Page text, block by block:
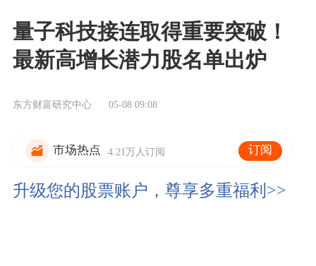
量子科技接连取得重要突破！
最新高增长潜力股名单出炉
东方财富研究中心 05-08 09:08
市场热点 4.21万人订阅 订阅
升级您的股票账户，尊享多重福利>>